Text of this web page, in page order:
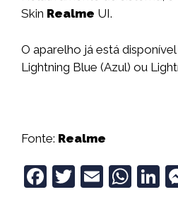
Skin Realme UI.
O aparelho já está
Lightning Blue (Azul) ou
Fonte: Realme
F
T
E
W